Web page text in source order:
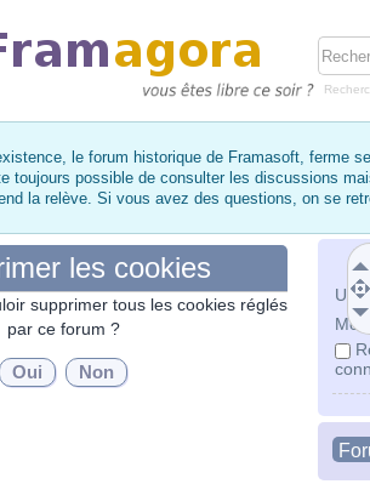
le forum historique de Framasoft, ferme
toujours possible de consulter les discussions
la relève. Si vous avez des questions, on se
Mot
les cookies
supprimer tous les cookies réglés
par ce forum ?